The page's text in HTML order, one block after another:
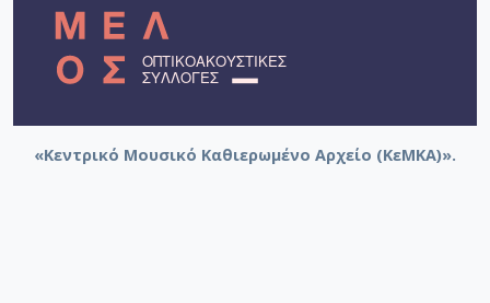
«Κεντρικό Μουσικό Καθιερωμένο Αρχείο (ΚεΜΚΑ)».